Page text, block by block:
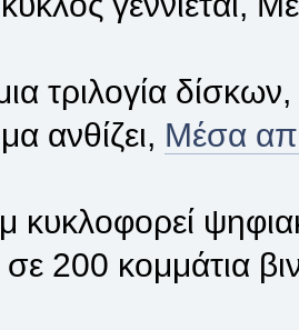
τριλογία
ανθίζει, Μέσα
κυκλοφορεί
σε 200 κομμάτια